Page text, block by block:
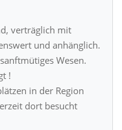
verträglich mit
und anhänglich.
Wesen.
!
in der Region
dort besucht